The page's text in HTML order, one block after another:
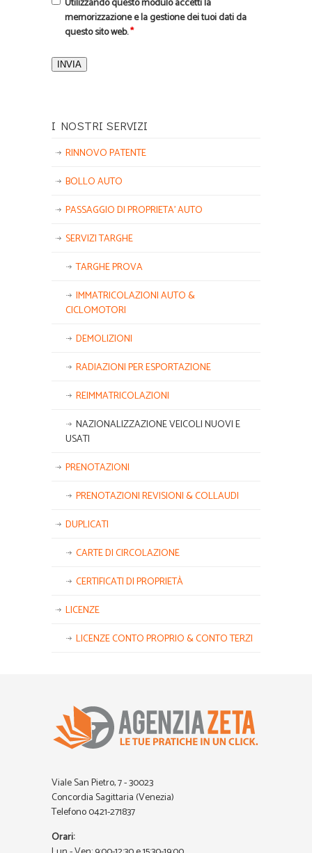
memorizzazione e la gestione dei tuoi dati da
questo sito web.*
I NOSTRI SERVIZI
RINNOVO PATENTE
BOLLO AUTO
PASSAGGIO DI PROPRIETA’ AUTO
SERVIZI TARGHE
TARGHE PROVA
IMMATRICOLAZIONI AUTO &
CICLOMOTORI
DEMOLIZIONI
RADIAZIONI PER ESPORTAZIONE
REIMMATRICOLAZIONI
NAZIONALIZZAZIONE VEICOLI NUOVI E
USATI
PRENOTAZIONI
PRENOTAZIONI REVISIONI & COLLAUDI
DUPLICATI
CARTE DI CIRCOLAZIONE
CERTIFICATI DI PROPRIETÀ
LICENZE
LICENZE CONTO PROPRIO & CONTO TERZI
Viale San Pietro, 7 - 30023
Concordia Sagittaria (Venezia)
Telefono 0421-271837
Orari: